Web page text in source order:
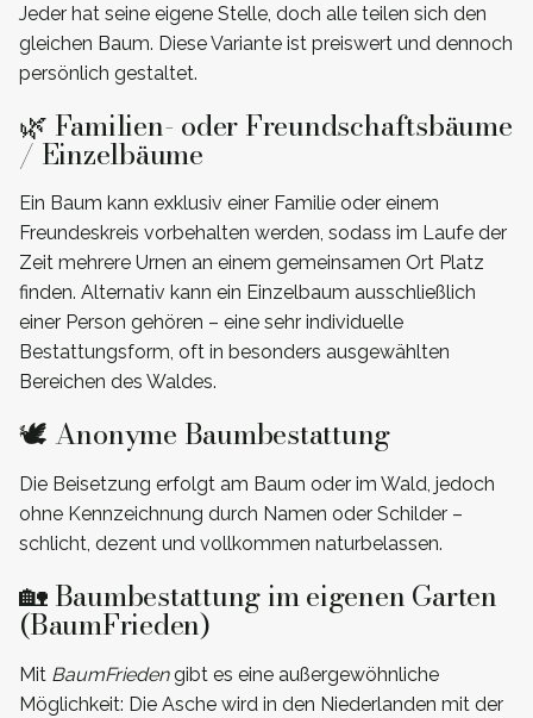
Jeder hat seine eigene Stelle, doch alle teilen sich den
gleichen Baum. Diese Variante ist preiswert und dennoch
persönlich gestaltet.
🌿 Familien- oder Freundschaftsbäume
/ Einzelbäume
Ein Baum kann exklusiv einer Familie oder einem
Freundeskreis vorbehalten werden, sodass im Laufe der
Zeit mehrere Urnen an einem gemeinsamen Ort Platz
finden. Alternativ kann ein Einzelbaum ausschließlich
einer Person gehören – eine sehr individuelle
Bestattungsform, oft in besonders ausgewählten
Bereichen des Waldes.
🕊️ Anonyme Baumbestattung
Die Beisetzung erfolgt am Baum oder im Wald, jedoch
ohne Kennzeichnung durch Namen oder Schilder –
schlicht, dezent und vollkommen naturbelassen.
🏡 Baumbestattung im eigenen Garten
(BaumFrieden)
Mit BaumFriedengibt es eine außergewöhnliche
Möglichkeit: Die Asche wird in den Niederlanden mit der